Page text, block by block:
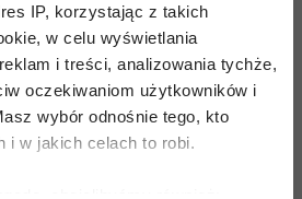
IP, korzystając z takich
w celu wyświetlania
i treści, analizowania tychże,
oczekiwaniom użytkowników i
wybór odnośnie tego, kto
i w jakich celach to robi.